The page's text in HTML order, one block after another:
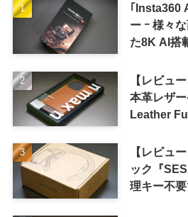
｢Insta360
ー ｰ 様々
た8K AI搭
【レビュ
本革レザ
Leather
【レビュ
ック『
理キー不